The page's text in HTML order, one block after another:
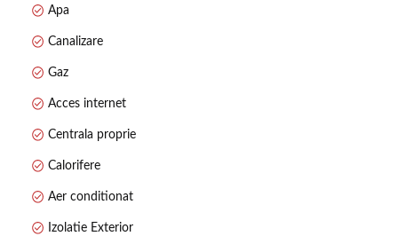
✔️ Garaj pentru 2 mașini
✔️ Curte de 450 mp – perfectă pentru grădină sau zonă de
✔️ Panouri solare 8 kW
Apa
Canalizare
Gaz
Acces internet
Centrala proprie
Calorifere
Aer conditionat
Izolatie Exterior